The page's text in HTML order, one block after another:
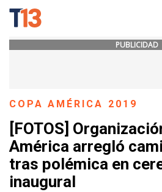
PUBLICIDAD
COPA AMÉRICA 2019
[FOTOS]
América arregló
tras polémica en
inaugural